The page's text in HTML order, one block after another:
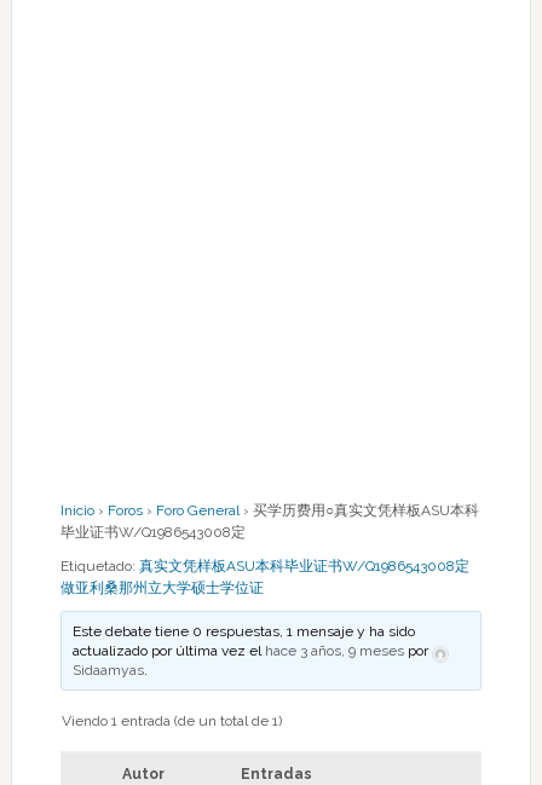
Inicio › Foros › Foro General › 买学历费用○真实文凭样板ASU本科
毕业证书W/Q1986543008定
Etiquetado: 真实文凭样板ASU本科毕业证书W/Q1986543008定
做亚利桑那州立大学硕士学位证
Este debate tiene 0 respuestas, 1 mensaje y ha sido
actualizado por última vez el hace 3 años, 9 meses por
Sidaamyas.
Viendo 1 entrada (de un total de 1)
Autor Entradas